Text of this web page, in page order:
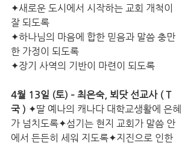
✦새로운 도시에서 시작하는 교회 개척이
잘 되도록
✦하나님의 마음에 합한 믿음과 말씀 충만
한 가정이 되도록
✦장기 사역의 기반이 마련이 되도록
4월 13일 (토) – 최은숙, 뵈닷 선교사 ( T
국 ) ✦딸 예나의 캐나다 대학교생활에 은혜
가 넘치도록✦섬기는 현지 교회가 말씀 안
에서 든든히 세워 지도록✦지진으로 인한